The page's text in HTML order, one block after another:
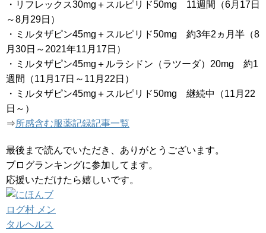
・リフレックス30mg＋スルピリド50mg 11週間（6月17日
～8月29日）
・ミルタザピン45mg＋スルピリド50mg 約3年2ヵ月半（8
月30日～2021年11月17日）
・ミルタザピン45mg＋ルラシドン（ラツーダ）20mg 約1
週間（11月17日～11月22日）
・ミルタザピン45mg＋スルピリド50mg 継続中（11月22
日～）
⇒所感含む服薬記録記事一覧
最後まで読んでいただき、ありがとうございます。
ブログランキングに参加してます。
応援いただけたら嬉しいです。